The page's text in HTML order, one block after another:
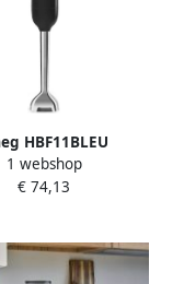
HBF11BLEU
700W Variabele
Turbofunctie
Zwart
1 webshop
€ 74,13